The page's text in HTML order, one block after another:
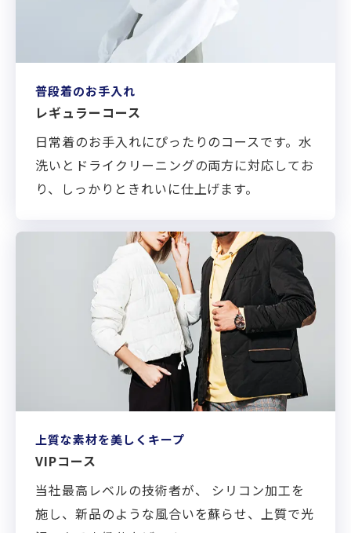
普段着のお手入れ
レギュラーコース
日常着のお手入れにぴったりのコースです。水
洗いとドライクリーニングの両方に対応してお
り、しっかりときれいに仕上げます。
XXXへページ遷移します。
上質な素材を美しくキープ
VIPコース
当社最高レベルの技術者が、 シリコン加工を
施し、新品のような風合いを蘇らせ、上質で光